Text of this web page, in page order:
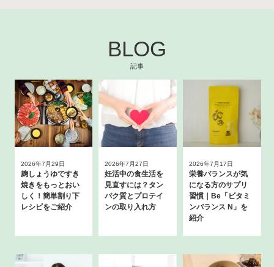
BLOG
記事
2026年7月29日
麹しょうゆですき
焼きをもっとおい
しく！簡単割り下
レシピをご紹介
2026年7月27日
妊活中の食生活を
見直すには？タン
パク質とプロテイ
ンの取り入れ方
2026年7月17日
栄養バランスが気
になる方のサプリ
習慣｜Be「ビタミ
ンバランス N」を
紹介